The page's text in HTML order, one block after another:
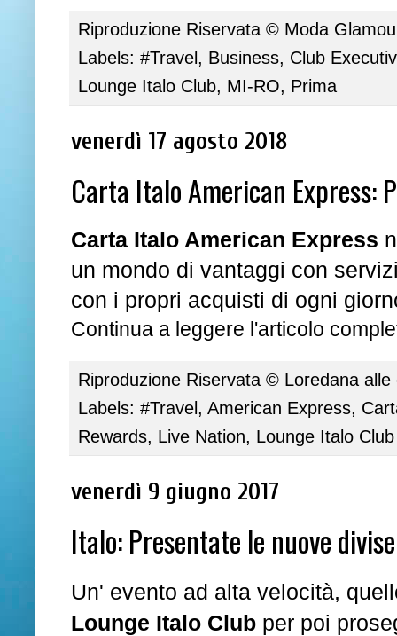
Riproduzione Riservata © Moda
Labels: #Travel, Business, Club
Lounge Italo Club, MI-RO, Prima
venerdì 17 agosto 2018
Carta Italo American Express:
Carta Italo American Express
un mondo di vantaggi con
con i propri acquisti di ogni
Continua a leggere l'articolo
Riproduzione Riservata © Loredana
Labels: #Travel, American Express,
Rewards, Live Nation, Lounge Italo Club
venerdì 9 giugno 2017
Italo: Presentate le nuove
Un' evento ad alta velocità,
Lounge Italo Club per poi